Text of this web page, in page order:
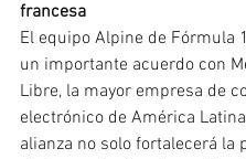
francesa
El equipo Alpine de Fórmula
un importante acuerdo con
Libre, la mayor empresa de
electrónico de América
alianza no solo fortalecerá la